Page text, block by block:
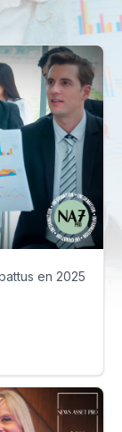
en 2025